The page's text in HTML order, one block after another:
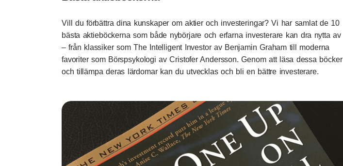
Vill du förbättra dina kunskaper om aktier och investeringar? Vi har samlat de 10
bästa aktieböckerna som både nybörjare och erfarna investerare kan dra nytta av
– från klassiker som The Intelligent Investor av Benjamin Graham till moderna
favoriter som Börspsykologi avCristofer Andersson. Genom att läsa dessa böcker
och tillämpa deras lärdomar kan du utvecklas och bli en bättre investerare.